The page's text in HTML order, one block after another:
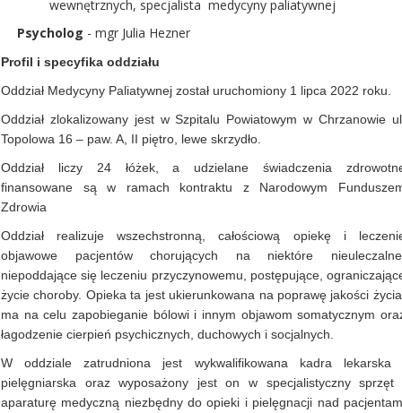
wewnętrznych, specjalista medycyny paliatywnej
Psycholog - mgr Julia Hezner
Profil i specyfika oddziału
Oddział Medycyny Paliatywnej został uruchomiony 1 lipca 2022 roku.
Oddział zlokalizowany jest w Szpitalu Powiatowym w Chrzanowie
Topolowa 16 – paw. A, II piętro, lewe skrzydło.
Oddział liczy 24 łóżek, a udzielane świadczenia
finansowane są w ramach kontraktu z Narodowym
Zdrowia
Oddział realizuje wszechstronną, całościową opiekę i
objawowe pacjentów chorujących na niektóre
niepoddające się leczeniu przyczynowemu, postępujące,
życie choroby. Opieka ta jest ukierunkowana na poprawę jakości
ma na celu zapobieganie bólowi i innym objawom somatycznym
łagodzenie cierpień psychicznych, duchowych i socjalnych.
W oddziale zatrudniona jest wykwalifikowana kadra lekarska
pielęgniarska oraz wyposażony jest on w specjalistyczny sprzęt
aparaturę medyczną niezbędny do opieki i pielęgnacji nad